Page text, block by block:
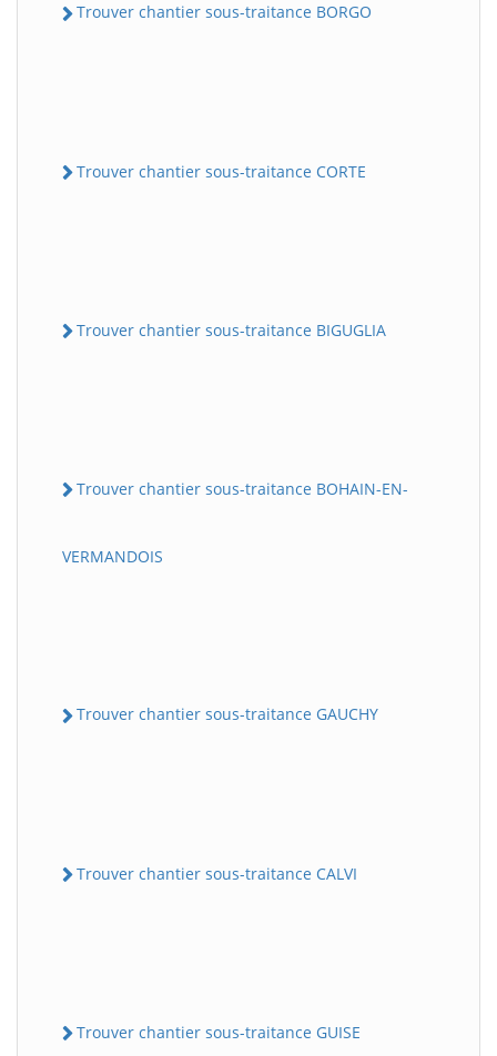
Trouver chantier sous-traitance BORGO
Trouver chantier sous-traitance CORTE
Trouver chantier sous-traitance BIGUGLIA
Trouver chantier sous-traitance BOHAIN-EN-
VERMANDOIS
Trouver chantier sous-traitance GAUCHY
Trouver chantier sous-traitance CALVI
Trouver chantier sous-traitance GUISE